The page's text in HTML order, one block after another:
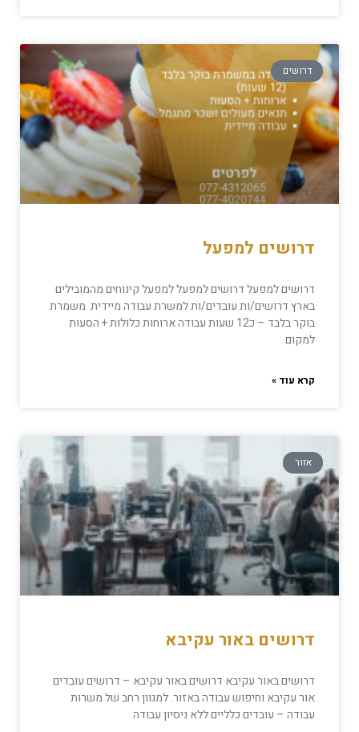
דרושים
דרושים למפעל
דרושים למפעל דרושים למפעל למפעל קינוחים מהמובילים
בארץ דרושים/ות עובדים/ות למשרת עבודה מיידית משמרת
בוקר בלבד – כ12 שעות עבודה ארוחות כלולות + הסעות
למקום
קרא עוד »
אזור
דרושים באור עקיבא
דרושים באור עקיבא דרושים באור עקיבא – דרושים עובדים
אור עקיבא וחיפוש עבודה באזור. למגוון רחב של משרות
עבודה – עובדים כלליים ללא ניסיון עבודה